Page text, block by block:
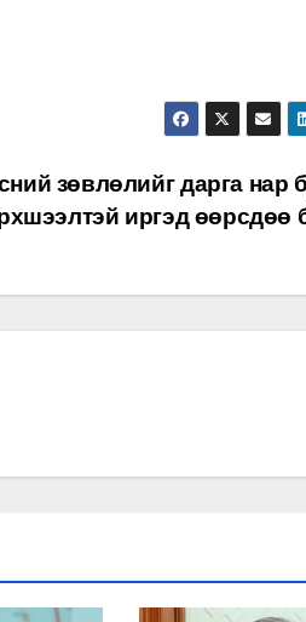
зөвлөлийг дарга нар
иргэд өөрсдөө